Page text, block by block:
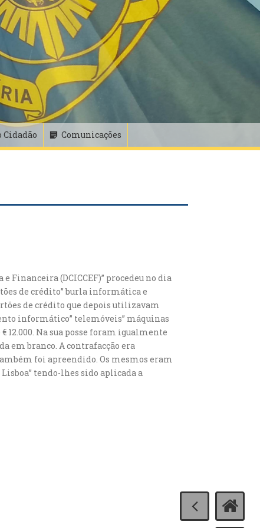
Cidadão Comunicações
Financeira (DCICCEF)” procedeu no dia
de crédito” burla informática e
de crédito que depois utilizavam
informático” telemóveis” máquinas
12.000. Na sua posse foram igualmente
em branco. A contrafacção era
foi apreendido. Os mesmos eram
tendo-lhes sido aplicada a